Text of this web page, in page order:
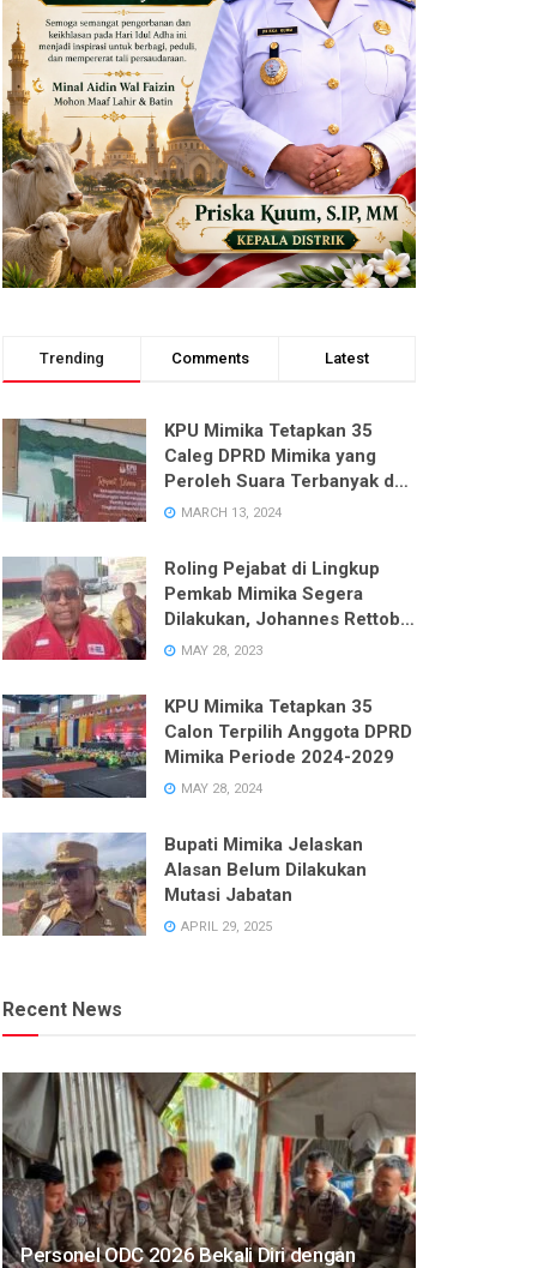
Trending Comments Latest
KPU Mimika Tetapkan 35
Caleg DPRD Mimika yang
Peroleh Suara Terbanyak dari
Enam Dapil pada Pemilu 2024
MARCH 13, 2024
Roling Pejabat di Lingkup
Pemkab Mimika Segera
Dilakukan, Johannes Rettob
Pastikan Tidak Ada Unsur
MAY 28, 2023
KPU Mimika Tetapkan 35
Calon Terpilih Anggota DPRD
Mimika Periode 2024-2029
MAY 28, 2024
Bupati Mimika Jelaskan
Alasan Belum Dilakukan
Mutasi Jabatan
APRIL 29, 2025
Recent News
Personel ODC 2026 Bekali Diri dengan